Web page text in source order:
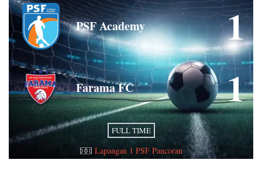
PSF Academy 1
Farama FC 1
FULL TIME
Lapangan 1 PSF Pancoran